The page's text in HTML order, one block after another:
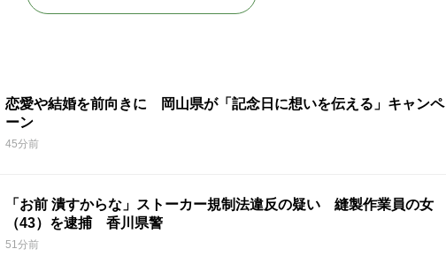
恋愛や結婚を前向きに 岡山県が「記念日に想いを伝える」キャンペ
ーン
45分前
「お前 潰すからな」ストーカー規制法違反の疑い 縫製作業員の女
（43）を逮捕 香川県警
51分前